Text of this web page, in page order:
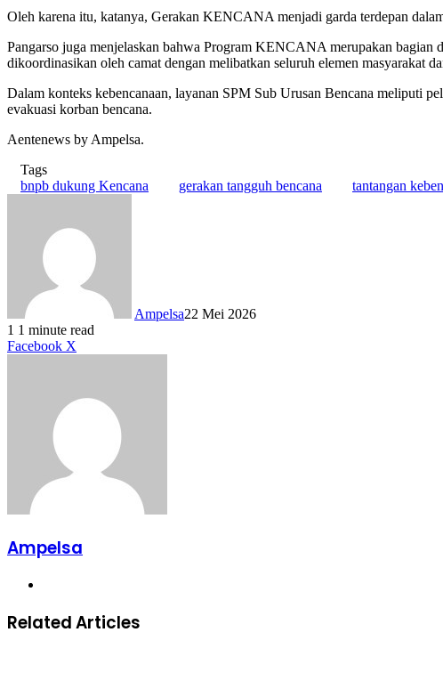
Oleh karena itu, katanya, Gerakan KENCANA menjadi garda terdepan
Pangarso juga menjelaskan bahwa Program KENCANA merupakan bagian
dikoordinasikan oleh camat dengan melibatkan seluruh elemen masyarakat
Dalam konteks kebencanaan, layanan SPM Sub Urusan Bencana meliputi
evakuasi korban bencana.
Aentenews by Ampelsa.
Tags
bnpb dukung Kencana
gerakan tangguh bencana tantangan
Ampelsa22 Mei 2026
1 1 minute read
Facebook X
Ampelsa
Related Articles